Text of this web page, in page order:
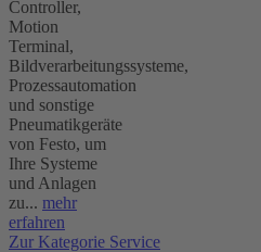
Controller,
Motion
Terminal,
Bildverarbeitungssysteme,
Prozessautomation
und sonstige
Pneumatikgeräte
von Festo, um
Ihre Systeme
und Anlagen
zu... mehr
erfahren
Zur Kategorie Service